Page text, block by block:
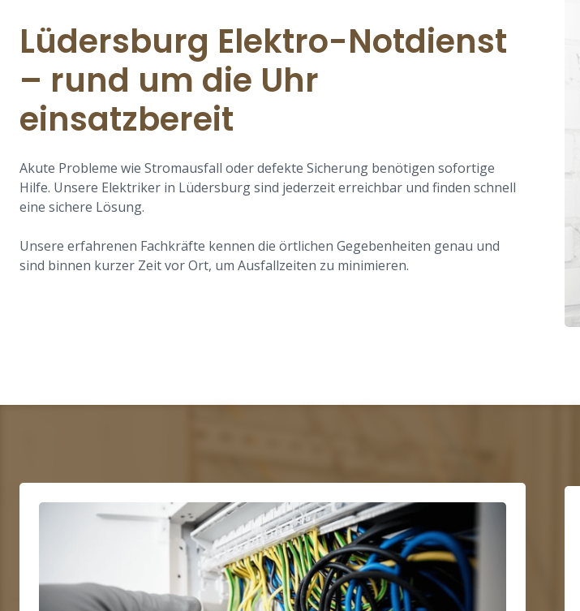
Lüdersburg Elektro-Notdienst
– rund um die Uhr
einsatzbereit
Akute Probleme wie Stromausfall oder defekte Sicherung benötigen sofortige
Hilfe. Unsere Elektriker in Lüdersburg sind jederzeit erreichbar und finden schnell
eine sichere Lösung.
Unsere erfahrenen Fachkräfte kennen die örtlichen Gegebenheiten genau und
sind binnen kurzer Zeit vor Ort, um Ausfallzeiten zu minimieren.